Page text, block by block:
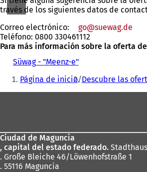
través de los siguientes datos de
Correo electrónico:
go suewag de
Teléfono: 0800 330461112
Para más información sobre la oferta
Süwag - "Meenz-e"(
e
a
u
n
Estás
aquí:
Página de inicio Descubre las
pies
Ciudad de Maguncia
, capital del estado federado.
. Große Bleiche 46/Löwenhofstraße 1
. 55116 Maguncia